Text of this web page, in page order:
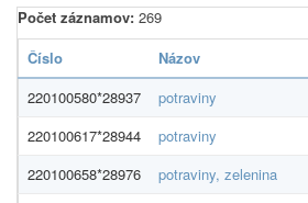
Počet záznamov: 269
Číslo
Názov
220100580*28937
potraviny
220100617*28944
potraviny
220100658*28976
potraviny, zelenina